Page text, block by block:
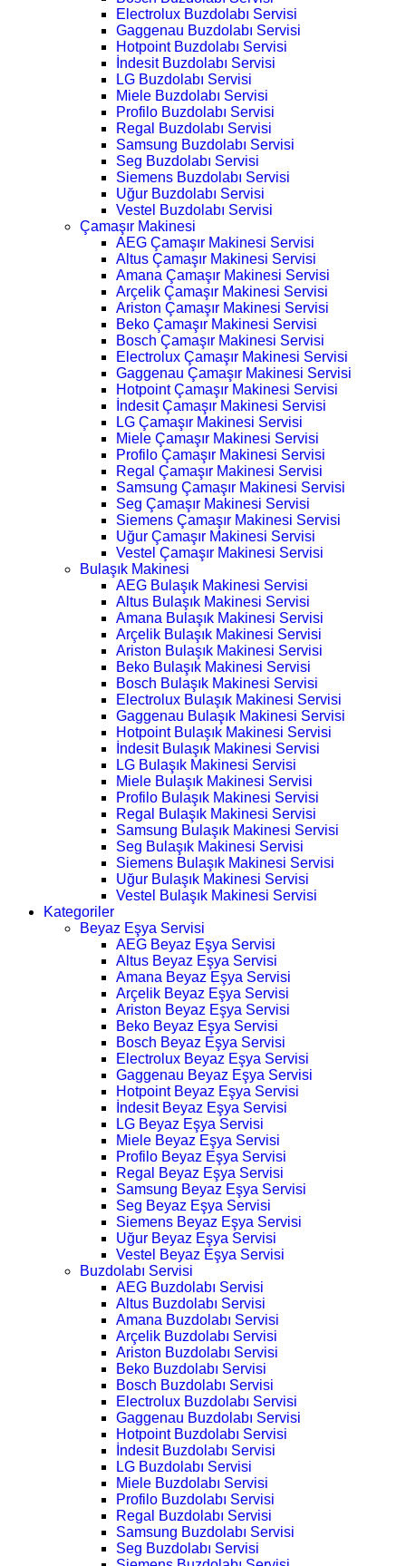
Electrolux Buzdolabı Servisi
Gaggenau Buzdolabı Servisi
Hotpoint Buzdolabı Servisi
İndesit Buzdolabı Servisi
LG Buzdolabı Servisi
Miele Buzdolabı Servisi
Profilo Buzdolabı Servisi
Regal Buzdolabı Servisi
Samsung Buzdolabı Servisi
Seg Buzdolabı Servisi
Siemens Buzdolabı Servisi
Uğur Buzdolabı Servisi
Vestel Buzdolabı Servisi
Çamaşır Makinesi
AEG Çamaşır Makinesi Servisi
Altus Çamaşır Makinesi Servisi
Amana Çamaşır Makinesi Servisi
Arçelik Çamaşır Makinesi Servisi
Ariston Çamaşır Makinesi Servisi
Beko Çamaşır Makinesi Servisi
Bosch Çamaşır Makinesi Servisi
Electrolux Çamaşır Makinesi Servisi
Gaggenau Çamaşır Makinesi Servisi
Hotpoint Çamaşır Makinesi Servisi
İndesit Çamaşır Makinesi Servisi
LG Çamaşır Makinesi Servisi
Miele Çamaşır Makinesi Servisi
Profilo Çamaşır Makinesi Servisi
Regal Çamaşır Makinesi Servisi
Samsung Çamaşır Makinesi Servisi
Seg Çamaşır Makinesi Servisi
Siemens Çamaşır Makinesi Servisi
Uğur Çamaşır Makinesi Servisi
Vestel Çamaşır Makinesi Servisi
Bulaşık Makinesi
AEG Bulaşık Makinesi Servisi
Altus Bulaşık Makinesi Servisi
Amana Bulaşık Makinesi Servisi
Arçelik Bulaşık Makinesi Servisi
Ariston Bulaşık Makinesi Servisi
Beko Bulaşık Makinesi Servisi
Bosch Bulaşık Makinesi Servisi
Electrolux Bulaşık Makinesi Servisi
Gaggenau Bulaşık Makinesi Servisi
Hotpoint Bulaşık Makinesi Servisi
İndesit Bulaşık Makinesi Servisi
LG Bulaşık Makinesi Servisi
Miele Bulaşık Makinesi Servisi
Profilo Bulaşık Makinesi Servisi
Regal Bulaşık Makinesi Servisi
Samsung Bulaşık Makinesi Servisi
Seg Bulaşık Makinesi Servisi
Siemens Bulaşık Makinesi Servisi
Uğur Bulaşık Makinesi Servisi
Vestel Bulaşık Makinesi Servisi
Kategoriler
Beyaz Eşya Servisi
AEG Beyaz Eşya Servisi
Altus Beyaz Eşya Servisi
Amana Beyaz Eşya Servisi
Arçelik Beyaz Eşya Servisi
Ariston Beyaz Eşya Servisi
Beko Beyaz Eşya Servisi
Bosch Beyaz Eşya Servisi
Electrolux Beyaz Eşya Servisi
Gaggenau Beyaz Eşya Servisi
Hotpoint Beyaz Eşya Servisi
İndesit Beyaz Eşya Servisi
LG Beyaz Eşya Servisi
Miele Beyaz Eşya Servisi
Profilo Beyaz Eşya Servisi
Regal Beyaz Eşya Servisi
Samsung Beyaz Eşya Servisi
Seg Beyaz Eşya Servisi
Siemens Beyaz Eşya Servisi
Uğur Beyaz Eşya Servisi
Vestel Beyaz Eşya Servisi
Buzdolabı Servisi
AEG Buzdolabı Servisi
Altus Buzdolabı Servisi
Amana Buzdolabı Servisi
Arçelik Buzdolabı Servisi
Ariston Buzdolabı Servisi
Beko Buzdolabı Servisi
Bosch Buzdolabı Servisi
Electrolux Buzdolabı Servisi
Gaggenau Buzdolabı Servisi
Hotpoint Buzdolabı Servisi
İndesit Buzdolabı Servisi
LG Buzdolabı Servisi
Miele Buzdolabı Servisi
Profilo Buzdolabı Servisi
Regal Buzdolabı Servisi
Samsung Buzdolabı Servisi
Seg Buzdolabı Servisi